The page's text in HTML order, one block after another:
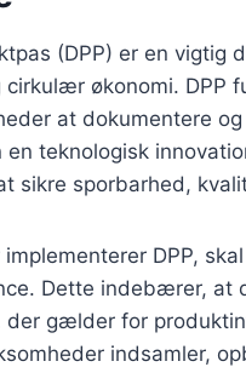
(DPP) er en
økonomi. DPP
at dokumentere
en teknologisk
sikre sporbarhed,
DPP,
Dette indebærer, at
der gælder for
indsamler,